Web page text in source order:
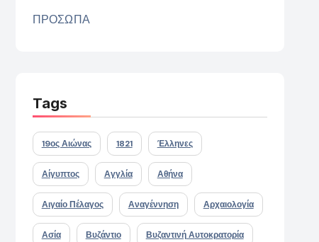
ΠΡΟΣΩΠΑ
Tags
19ος Αιώνας 1821 Έλληνες
Αίγυπτος Αγγλία Αθήνα
Αιγαίο Πέλαγος Αναγέννηση Αρχαιολογία
Ασία Βυζάντιο Βυζαντινή Αυτοκρατορία